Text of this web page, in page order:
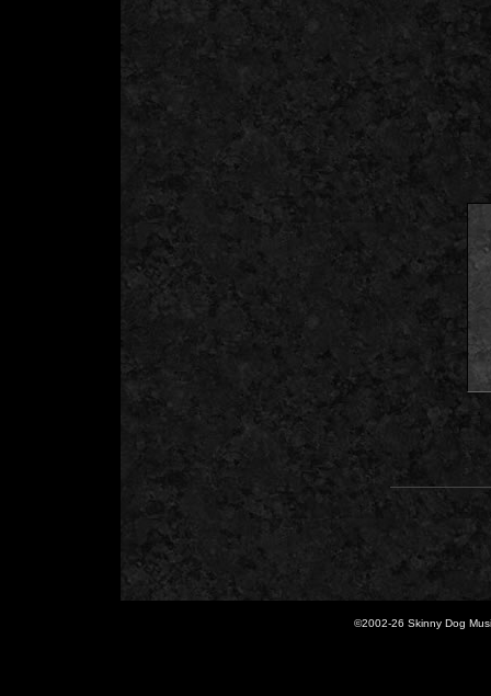
©2002-26 Skinny Dog